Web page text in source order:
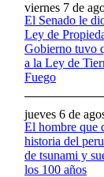
El Senado le
Ley de
Gobierno tuvo
a la Ley de
Fuego
viernes 7 de
El hombre que
historia del
de tsunami y
los 100 años
jueves 6 de